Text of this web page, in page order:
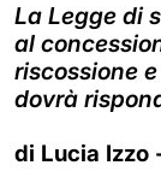
La Legge di
al
riscossione
dovrà
di Lucia Izzo